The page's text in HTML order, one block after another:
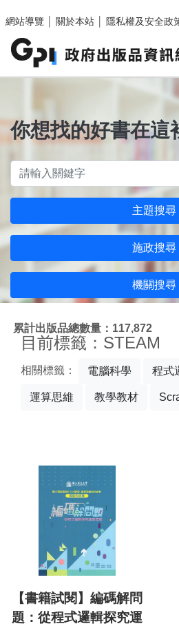
網站導覽
關於本站 隱私權及安全政
你想找的好書在這
主題搜尋
施政搜尋
機關搜尋
累計出版品總數量：117,872
目前標籤：STEAM
相關標籤： 電腦科學 程式
運算思維 教學教材
【書籍試閱】編碼解問
題：從程式邏輯探究運